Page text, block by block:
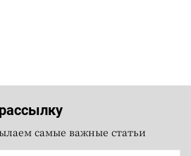
самые важные статьи